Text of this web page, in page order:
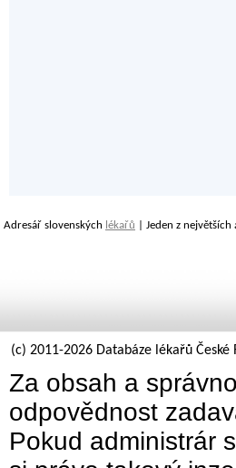
Adresář slovenských lékařů | Jeden z největších
(c) 2011-2026 Databáze lékařů České
Za obsah a
odpovědnost
Pokud administrár